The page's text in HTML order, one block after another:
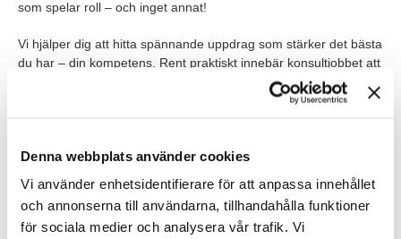
Denna webbplats använder cookies
Vi använder enhetsidentifierare för att anpassa innehållet
och annonserna till användarna, tillhandahålla funktioner
för sociala medier och analysera vår trafik. Vi
som spelar roll – och inget annat!
Vi hjälper dig att hitta spännande uppdrag som stärker det bästa
du har – din kompetens. Rent praktiskt innebär konsultjobbet att
du är anställd av oss, men har din arbetsplats hos någon av
våra kunder. Självklart är du del av gemenskapen på företaget,
på distans.
Hos oss kan arbeta med controlling inom en mängd olika
branscher; bank- och finans, tillverkande industrier,
utbildningsföretag, servicesektorn, redovisningsbolag,